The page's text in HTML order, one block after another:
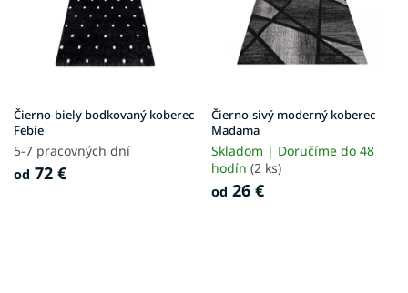
u
k
t
o
Čierno-biely bodkovaný koberec
Febie
5-7 pracovných dní
od 72 €
Čierno-sivý moderný koberec
Madama
Skladom | Doručíme do 48
hodín (2 ks)
od 26 €